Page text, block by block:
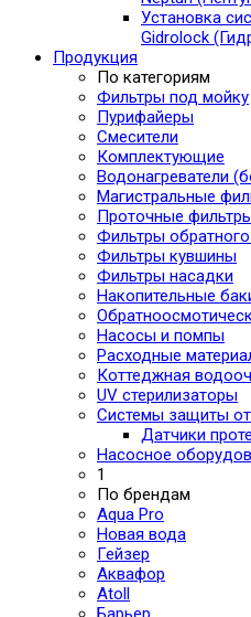
Установка
Gidrolock
Продукция
По категориям
Фильтры под мойку
Пурифайеры
Смесители
Комплектующие
Водонагреватели
Магистральные
Проточные
Фильтры
Фильтры кувшины
Фильтры насадки
Накопительные
Насосы и помпы
Расходные
Коттеджная
UV стерилизаторы
Системы защиты от
Датчики
Насосное
1
По брендам
Aqua Pro
Новая вода
Гейзер
Аквафор
Atoll